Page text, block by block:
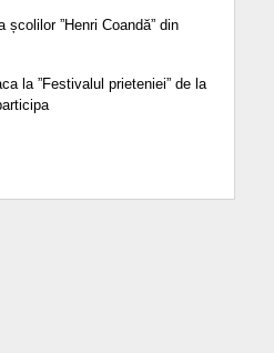
școlilor ”Henri Coandă” din
la ”Festivalul prieteniei” de la